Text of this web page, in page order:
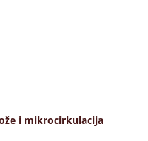
i mikrocirkulacija